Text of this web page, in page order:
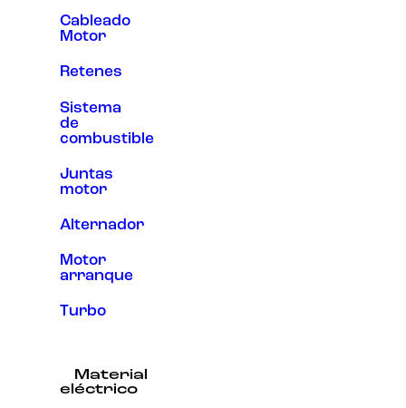
Cableado
Motor
Retenes
Sistema
de
combustible
Juntas
motor
Alternador
Motor
arranque
Turbo
Material
eléctrico
aumentas la
posibilidad de
ofertas
personalizados.